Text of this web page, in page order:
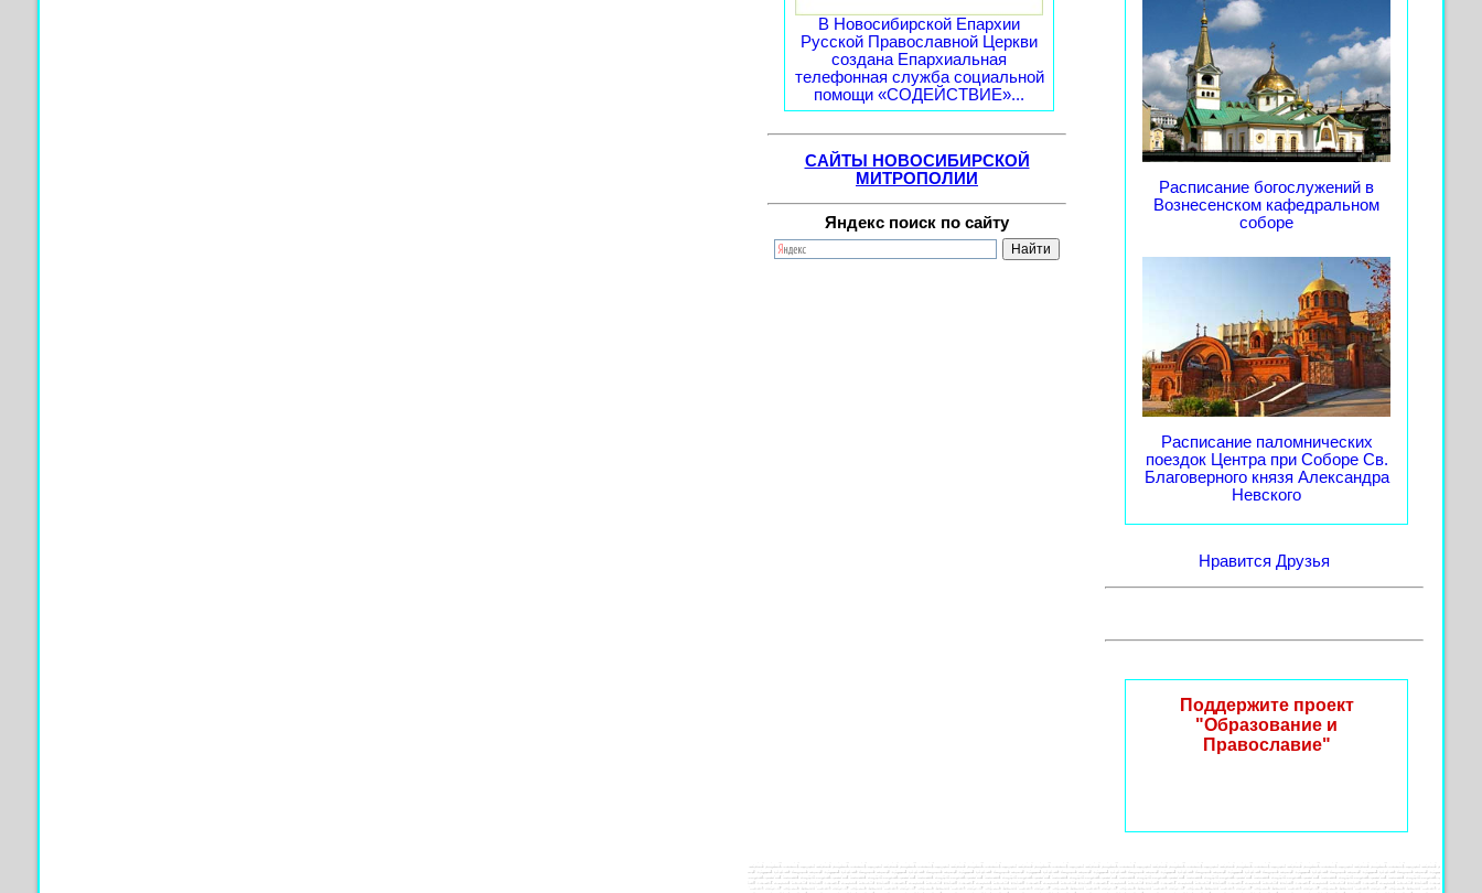
В Новосибирской Епархии
Русской Православной Церкви
создана Епархиальная
телефонная служба социальной
помощи «СОДЕЙСТВИЕ»...
САЙТЫ НОВОСИБИРСКОЙ
МИТРОПОЛИИ
Яндекс поиск по сайту
Расписание богослужений в
Вознесенском кафедральном
соборе
Расписание паломнических
поездок Центра при Соборе Св.
Благоверного князя Александра
Невского
Нравится Друзья
Поддержите проект
"Образование и
Православие"